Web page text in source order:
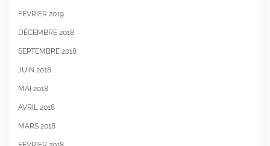
FÉVRIER 2019
DÉCEMBRE 2018
SEPTEMBRE 2018
JUIN 2018
MAI 2018
AVRIL 2018
MARS 2018